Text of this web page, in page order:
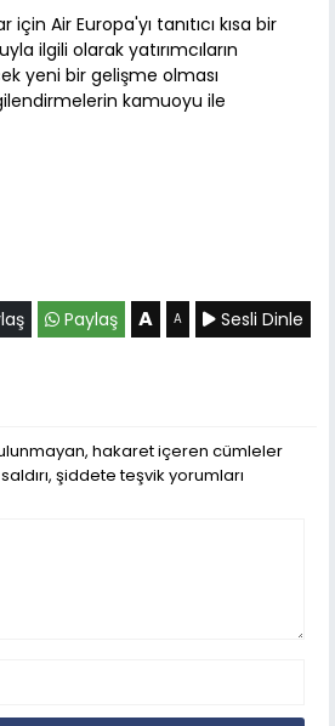
için Air Europa'yı tanıtıcı kısa bir
ilgili olarak yatırımcıların
yeni bir gelişme olması
kamuoyu ile
Paylaş A A Sesli Dinle
hakaret içeren cümleler
şiddete teşvik yorumları